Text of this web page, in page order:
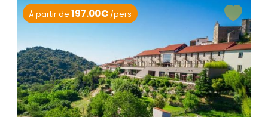
À partir de 197.00€ /pers